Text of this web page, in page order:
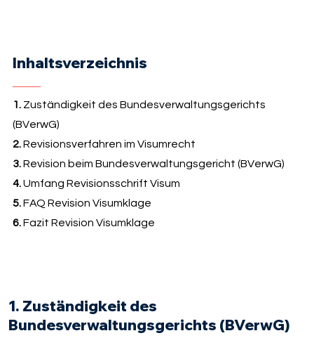
Inhaltsverzeichnis
1.Zuständigkeit des Bundesverwaltungsgerichts
(BVerwG)
2.Revisionsverfahren im Visumrecht
3.Revision beim Bundesverwaltungsgericht (BVerwG)
4.Umfang Revisionsschrift Visum
5.FAQ Revision Visumklage
6.Fazit Revision Visumklage
1. Zuständigkeit des
Bundesverwaltungsgerichts (BVerwG)